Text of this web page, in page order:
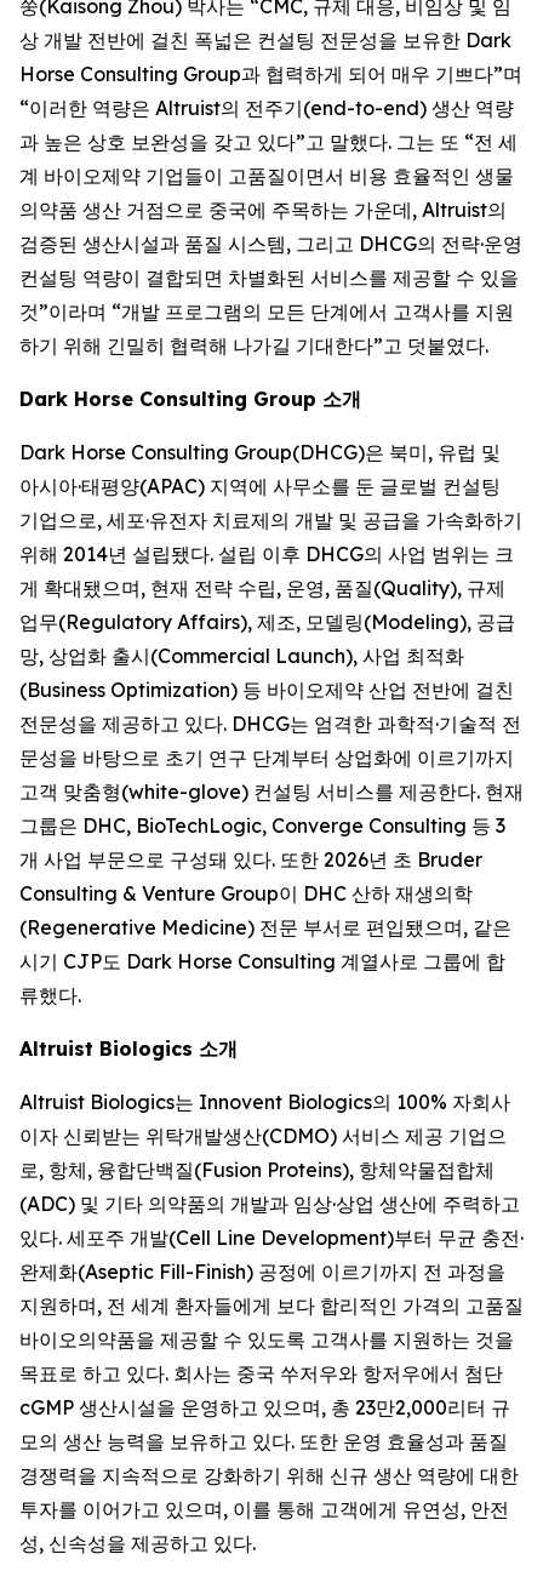
쑹(Kaisong Zhou) 박사는 “CMC, 규제 대응, 비임상 및 임
상 개발 전반에 걸친 폭넓은 컨설팅 전문성을 보유한 Dark
Horse Consulting Group과 협력하게 되어 매우 기쁘다”며
“이러한 역량은 Altruist의 전주기(end-to-end) 생산 역량
과 높은 상호 보완성을 갖고 있다”고 말했다. 그는 또 “전 세
계 바이오제약 기업들이 고품질이면서 비용 효율적인 생물
의약품 생산 거점으로 중국에 주목하는 가운데, Altruist의
검증된 생산시설과 품질 시스템, 그리고 DHCG의 전략·운영
컨설팅 역량이 결합되면 차별화된 서비스를 제공할 수 있을
것”이라며 “개발 프로그램의 모든 단계에서 고객사를 지원
하기 위해 긴밀히 협력해 나가길 기대한다”고 덧붙였다.
Dark Horse Consulting Group 소개
Dark Horse Consulting Group(DHCG)은 북미, 유럽 및
아시아·태평양(APAC) 지역에 사무소를 둔 글로벌 컨설팅
기업으로, 세포·유전자 치료제의 개발 및 공급을 가속화하기
위해 2014년 설립됐다. 설립 이후 DHCG의 사업 범위는 크
게 확대됐으며, 현재 전략 수립, 운영, 품질(Quality), 규제
업무(Regulatory Affairs), 제조, 모델링(Modeling), 공급
망, 상업화 출시(Commercial Launch), 사업 최적화
(Business Optimization) 등 바이오제약 산업 전반에 걸친
전문성을 제공하고 있다. DHCG는 엄격한 과학적·기술적 전
문성을 바탕으로 초기 연구 단계부터 상업화에 이르기까지
고객 맞춤형(white-glove) 컨설팅 서비스를 제공한다. 현재
그룹은 DHC, BioTechLogic, Converge Consulting 등 3
개 사업 부문으로 구성돼 있다. 또한 2026년 초 Bruder
Consulting & Venture Group이 DHC 산하 재생의학
(Regenerative Medicine) 전문 부서로 편입됐으며, 같은
시기 CJP도 Dark Horse Consulting 계열사로 그룹에 합
류했다.
Altruist Biologics 소개
Altruist Biologics는 Innovent Biologics의 100% 자회사
이자 신뢰받는 위탁개발생산(CDMO) 서비스 제공 기업으
로, 항체, 융합단백질(Fusion Proteins), 항체약물접합체
(ADC) 및 기타 의약품의 개발과 임상·상업 생산에 주력하고
있다. 세포주 개발(Cell Line Development)부터 무균 충전·
완제화(Aseptic Fill-Finish) 공정에 이르기까지 전 과정을
지원하며, 전 세계 환자들에게 보다 합리적인 가격의 고품질
바이오의약품을 제공할 수 있도록 고객사를 지원하는 것을
목표로 하고 있다. 회사는 중국 쑤저우와 항저우에서 첨단
cGMP 생산시설을 운영하고 있으며, 총 23만2,000리터 규
모의 생산 능력을 보유하고 있다. 또한 운영 효율성과 품질
경쟁력을 지속적으로 강화하기 위해 신규 생산 역량에 대한
투자를 이어가고 있으며, 이를 통해 고객에게 유연성, 안전
성, 신속성을 제공하고 있다.